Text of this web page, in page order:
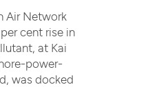
Air Network
cent rise in
at Kai
power-
was docked